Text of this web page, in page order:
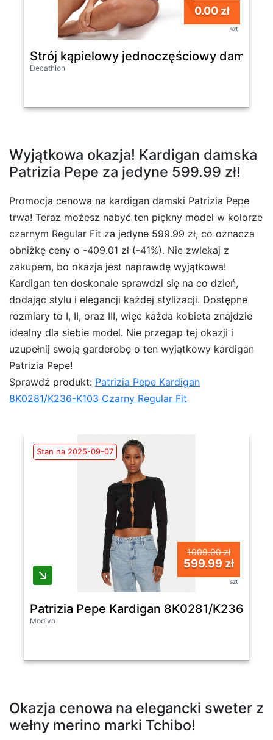
0.00 zł
szt
Strój kąpielowy jednoczęściowy damski
Decathlon
Wyjątkowa okazja! Kardigan damska
Patrizia Pepe za jedyne 599.99 zł!
Promocja cenowa na kardigan damski Patrizia Pepe
trwa! Teraz możesz nabyć ten piękny model w kolorze
czarnym Regular Fit za jedyne 599.99 zł, co oznacza
obniżkę ceny o -409.01 zł (-41%). Nie zwlekaj z
zakupem, bo okazja jest naprawdę wyjątkowa!
Kardigan ten doskonale sprawdzi się na co dzień,
dodając stylu i elegancji każdej stylizacji. Dostępne
rozmiary to I, II, oraz III, więc każda kobieta znajdzie
idealny dla siebie model. Nie przegap tej okazji i
uzupełnij swoją garderobę o ten wyjątkowy kardigan
Patrizia Pepe!
Sprawdź produkt: Patrizia Pepe Kardigan
8K0281/K236-K103 Czarny Regular Fit
Stan na 2025-09-07
1009.00 zł
599.99 zł
szt
Patrizia Pepe Kardigan 8K0281/K236-
Modivo
Okazja cenowa na elegancki sweter z
wełny merino marki Tchibo!